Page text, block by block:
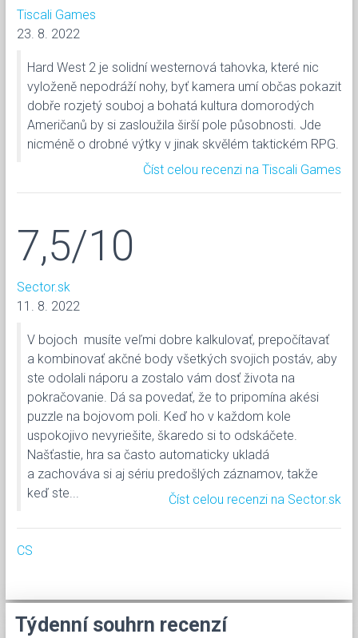
Tiscali Games
23. 8. 2022
Hard West 2 je solidní westernová tahovka, které nic
vyloženě nepodráží nohy, byť kamera umí občas pokazit
dobře rozjetý souboj a bohatá kultura domorodých
Američanů by si zasloužila širší pole působnosti. Jde
nicméně o drobné výtky v jinak skvělém taktickém RPG.
Číst celou recenzi na Tiscali Games
7,5/10
Sector.sk
11. 8. 2022
V bojoch musíte veľmi dobre kalkulovať, prepočítavať
a kombinovať akčné body všetkých svojich postáv, aby
ste odolali náporu a zostalo vám dosť života na
pokračovanie. Dá sa povedať, že to pripomína akési
puzzle na bojovom poli. Keď ho v každom kole
uspokojivo nevyriešite, škaredo si to odskáčete.
Našťastie, hra sa často automaticky ukladá
a zachováva si aj sériu predošlých záznamov, takže
keď ste...
Číst celou recenzi na Sector.sk
CS
Týdenní souhrn recenzí